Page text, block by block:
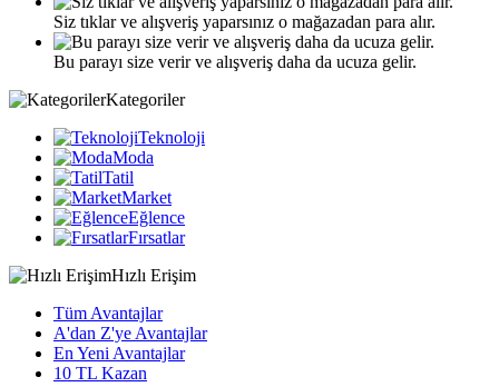
Siz tıklar ve alışveriş yaparsınız o mağazadan para alır.
Bu parayı size verir ve alışveriş daha da ucuza gelir.
Kategoriler
Teknoloji
Moda
Tatil
Market
Eğlence
Fırsatlar
Hızlı Erişim
Tüm Avantajlar
A'dan Z'ye Avantajlar
En Yeni Avantajlar
10 TL Kazan